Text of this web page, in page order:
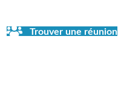
Trouver une réunion